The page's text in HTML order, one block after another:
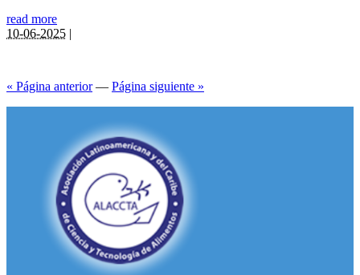
read more
10-06-2025 |
« Página anterior— Página siguiente »